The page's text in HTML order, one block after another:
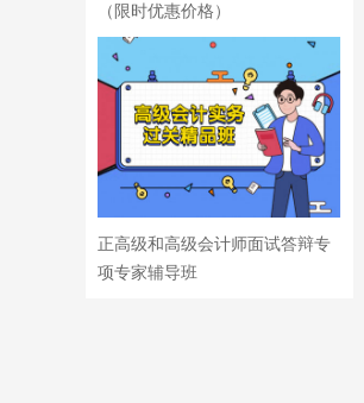
（限时优惠价格）
正高级和高级会计师面试答辩专
项专家辅导班